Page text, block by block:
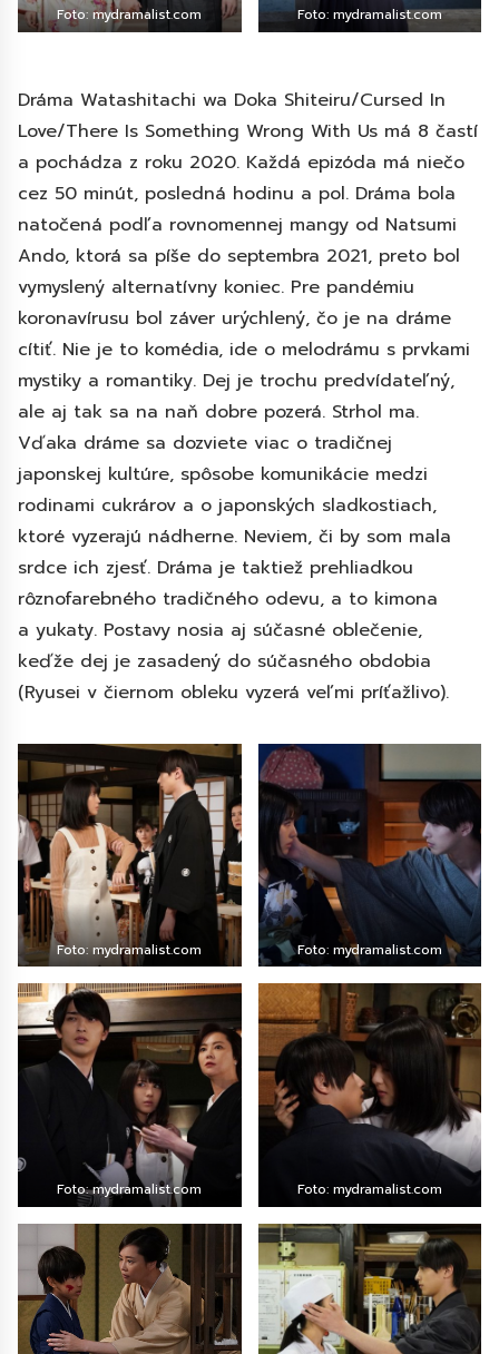
Foto: mydramalist.com Foto: mydramalist.com
Dráma Watashitachi wa Doka Shiteiru/Cursed In
Love/There Is Something Wrong With Us má 8 častí
a pochádza z roku 2020. Každá epizóda má niečo
cez 50 minút, posledná hodinu a pol. Dráma bola
natočená podľa rovnomennej mangy od Natsumi
Ando, ktorá sa píše do septembra 2021, preto bol
vymyslený alternatívny koniec. Pre pandémiu
koronavírusu bol záver urýchlený, čo je na dráme
cítiť. Nie je to komédia, ide o melodrámu s prvkami
mystiky a romantiky. Dej je trochu predvídateľný,
ale aj tak sa na naň dobre pozerá. Strhol ma.
Vďaka dráme sa dozviete viac o tradičnej
japonskej kultúre, spôsobe komunikácie medzi
rodinami cukrárov a o japonských sladkostiach,
ktoré vyzerajú nádherne. Neviem, či by som mala
srdce ich zjesť. Dráma je taktiež prehliadkou
rôznofarebného tradičného odevu, a to kimona
a yukaty. Postavy nosia aj súčasné oblečenie,
keďže dej je zasadený do súčasného obdobia
(Ryusei v čiernom obleku vyzerá veľmi príťažlivo).
Foto: mydramalist.com Foto: mydramalist.com
Foto: mydramalist.com Foto: mydramalist.com